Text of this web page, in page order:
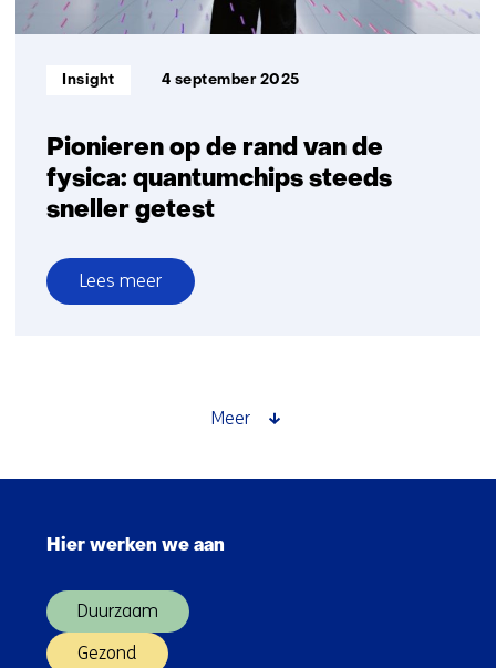
Pionieren op de rand van de
fysica: quantumchips steeds
sneller getest
Informatietype:
Insight 4 september 2025
Lees meer
over
steeds
getest
Meer
Hier werken we aan
Duurzaam
Gezond